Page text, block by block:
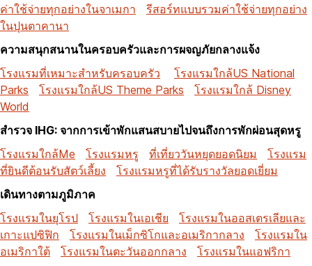
ค่าใช้จ่ายทุกอย่างในจาเมกา
รีสอร์ทแบบรวมค่าใช้จ่ายทุกอย่าง
ในปุนตาคานา
ความสนุกสนานในครอบครัวและการผจญภัยกลางแจ้ง
โรงแรมที่เหมาะสำหรับครอบครัว
โรงแรมใกล้US National
Parks
โรงแรมใกล้US Theme Parks
โรงแรมใกล้ Disney
World
สำรวจ IHG: จากการเข้าพักแสนสบายไปจนถึงการพักผ่อนสุดหรู
โรงแรมใกล้Me
โรงแรมหรู ที่เที่ยววันหยุดยอดนิยม
โรงแรม
ที่ยินดีต้อนรับสัตว์เลี้ยง
โรงแรมหรูที่ได้รับรางวัลยอดเยี่ยม
เดินทางตามภูมิภาค
โรงแรมในยุโรป
โรงแรมในเอเชีย
โรงแรมในออสเตรเลียและ
เกาะแปซิฟิก
โรงแรมในเม็กซิโกและอเมริกากลาง
โรงแรมใน
อเมริกาใต้
โรงแรมในตะวันออกกลาง โรงแรมในแอฟริกา